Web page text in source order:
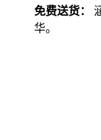
免费送货：
华。